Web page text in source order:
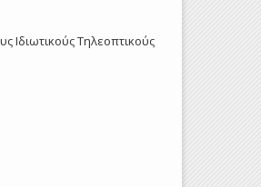
Ιδιωτικούς Τηλεοπτικούς